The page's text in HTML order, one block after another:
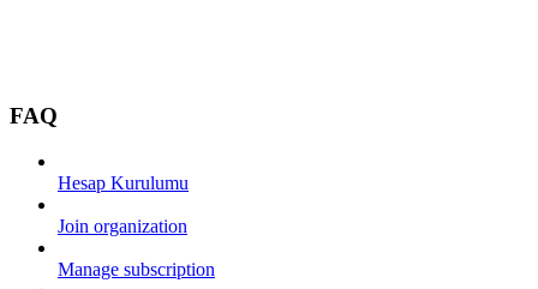
FAQ
Hesap Kurulumu
Join organization
Manage subscription